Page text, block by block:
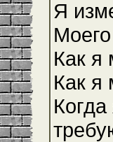
Я
Как я
Как я